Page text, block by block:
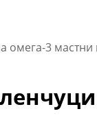
омега-3